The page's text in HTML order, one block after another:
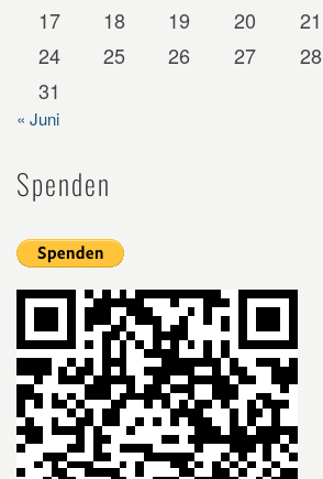
17
18 19 20 21
24
25 26 27 28
31
« Juni
Spenden